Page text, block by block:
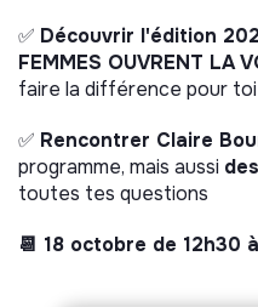
✅ Découvrir l'édition
FEMMES OUVRENT LA
faire la différence pour toi
✅ Rencontrer Claire
programme, mais aussi
toutes tes questions
📆 18 octobre de 12h30